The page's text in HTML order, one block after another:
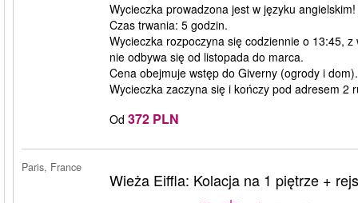
Wycieczka prowadzona jest w języku angielskim!
Czas trwania: 5 godzin.
Wycieczka rozpoczyna się codziennie o 13:45,
nie odbywa się od listopada do marca.
Cena obejmuje wstęp do Giverny (ogrody i dom).
Wycieczka zaczyna się i kończy pod adresem 2
Od 372 PLN
Paris, France
Wieża Eiffla: Kolacja na 1 piętrze + rejs